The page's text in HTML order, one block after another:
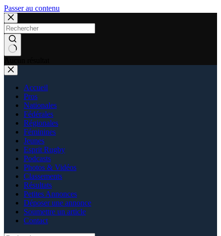
Passer au contenu
Accueil
Pros
Nationales
Fédérales
Régionales
Féminines
Jeunes
Esprit Rugby
Podcasts
Photos & Vidéos
Classements
Résultats
Petites Annonces
Déposer une annonce
Soumettre un article
Contact